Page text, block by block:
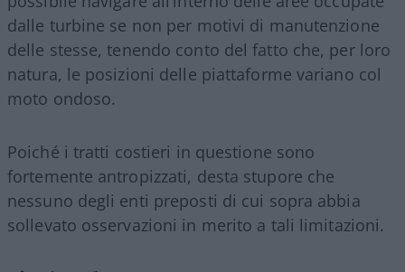
dalle turbine se non per motivi di manutenzione
delle stesse, tenendo conto del fatto che, per loro
natura, le posizioni delle piattaforme variano col
moto ondoso.
Poiché i tratti costieri in questione sono
fortemente antropizzati, desta stupore che
nessuno degli enti preposti di cui sopra abbia
sollevato osservazioni in merito a tali limitazioni.